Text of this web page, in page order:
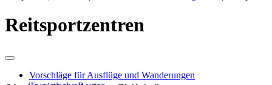
Reitsportzentren
Vorschläge für Ausflüge und Wanderungen